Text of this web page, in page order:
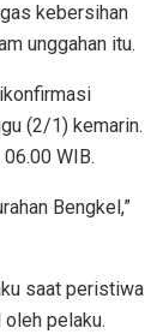
kebersihan
unggahan itu.
(2/1) kemarin.
WIB.
Bengkel,”
saat peristiwa
pelaku.